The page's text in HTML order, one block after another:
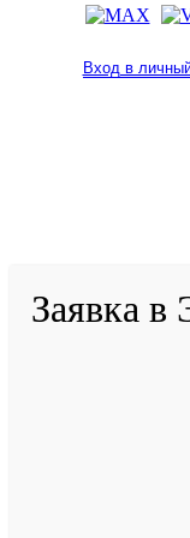
Вход в
Заявка